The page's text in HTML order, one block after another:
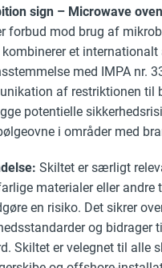
sign – Microwave oven
forbud mod brug af
et
med IMPA nr.
af restriktionen til
potentielle
i områder med
Skiltet er særligt
materialer eller andre
en risiko. Det sikrer
og bidrager
Skiltet er velegnet til alle